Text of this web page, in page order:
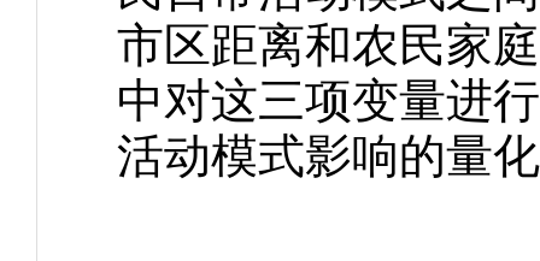
市区距离和农民家
中对这三项变量进
活动模式影响的量